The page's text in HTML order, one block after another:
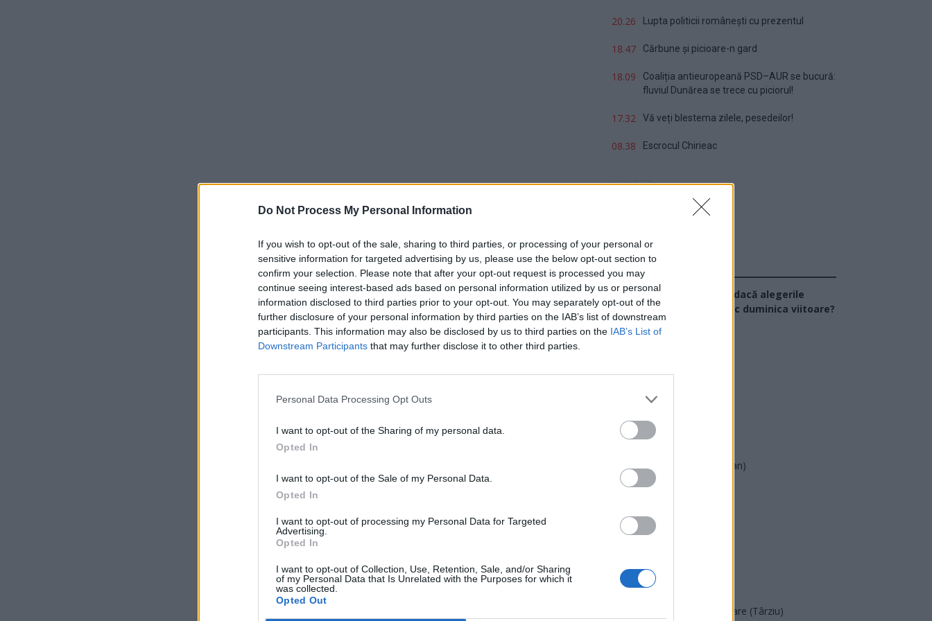
Do Not Process My Personal Information
If you wish to opt-out of the sale, sharing to third parties, or processing of your personal or
sensitive information for targeted advertising by us, please use the below opt-out section to
confirm your selection. Please note that after your opt-out request is processed you may
continue seeing interest-based ads based on personal information utilized by us or personal
information disclosed to third parties prior to your opt-out. You may separately opt-out of the
further disclosure of your personal information by third parties on the IAB’s list of downstream
participants. This information may also be disclosed by us to third parties on the IAB’s List of
Downstream Participants that may further disclose it to other third parties.
Personal Data Processing Opt Outs
I want to opt-out of the Sharing of my personal data.
Opted In
I want to opt-out of the Sale of my Personal Data.
Opted In
I want to opt-out of processing my Personal Data for Targeted
Advertising.
Opted In
I want to opt-out of Collection, Use, Retention, Sale, and/or Sharing
of my Personal Data that Is Unrelated with the Purposes for which it
was collected.
Opted Out
20.26 Lupta politicii românești cu prezentul
18.47 Cărbune și picioare-n gard
18.09
Coaliția antieuropeană PSD–AUR se bucură:
fluviul Dunărea se trece cu piciorul!
17.32 Vă veți blestema zilele, pesedeilor!
08.38 Escrocul Chirieac
Ce partid ați vota dacă alegerile
parlamentare ar avea loc duminica viitoare?
AUR
UDMR
Forța Dreptei (L. Orban)
PNȚMM
SENS
POT (Gavrilă)
PACE (Peia)
Acțiunea Conservatoare (Târziu)